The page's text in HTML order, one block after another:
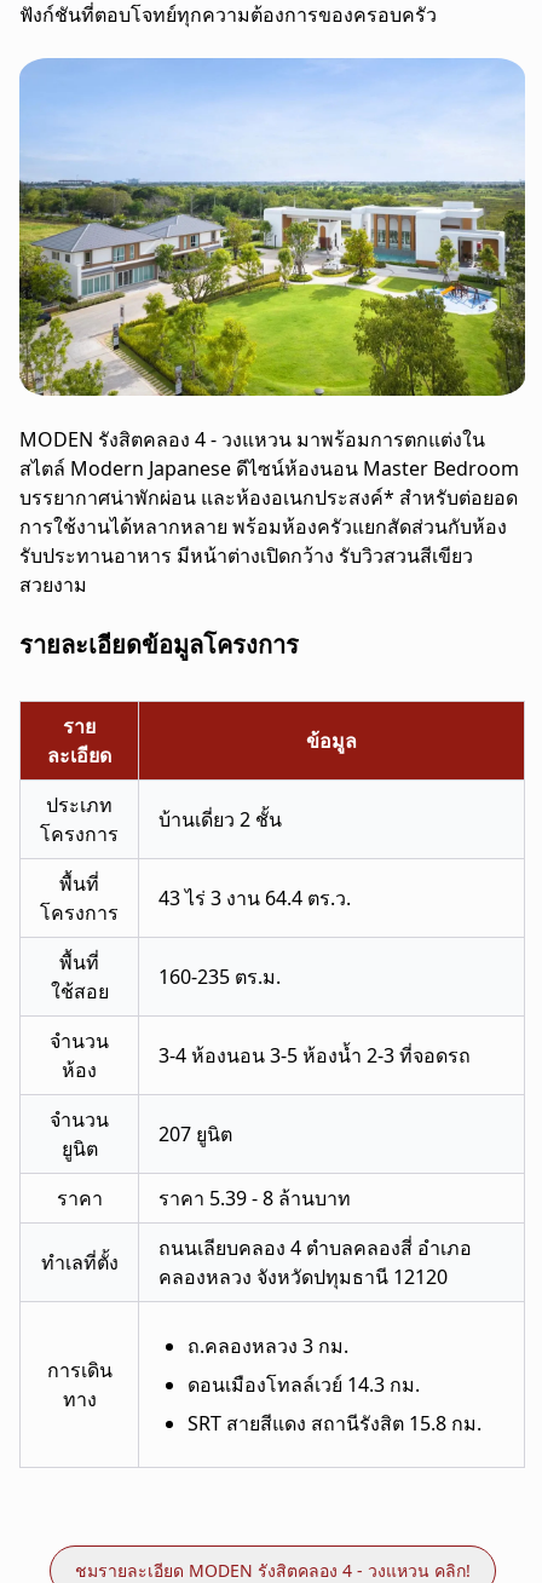
ฟังก์ชันที่ตอบโจทย์ทุกความต้องการของครอบครัว
MODEN รังสิตคลอง 4 - วงแหวน มาพร้อมการตกแต่งใน
สไตล์ Modern Japanese ดีไซน์ห้องนอน Master Bedroom
บรรยากาศน่าพักผ่อน และห้องอเนกประสงค์* สำหรับต่อยอด
การใช้งานได้หลากหลาย พร้อมห้องครัวแยกสัดส่วนกับห้อง
รับประทานอาหาร มีหน้าต่างเปิดกว้าง รับวิวสวนสีเขียว
สวยงาม
รายละเอียดข้อมูลโครงการ
ราย
ละเอียด
ข้อมูล
ประเภท
โครงการ
บ้านเดี่ยว 2 ชั้น
พื้นที่
โครงการ
43 ไร่ 3 งาน 64.4 ตร.ว.
พื้นที่
ใช้สอย
160-235 ตร.ม.
จำนวน
ห้อง
3-4 ห้องนอน 3-5 ห้องน้ำ 2-3 ที่จอดรถ
จำนวน
ยูนิต
207 ยูนิต
ราคา ราคา 5.39 - 8 ล้านบาท
ทำเลที่ตั้ง
ถนนเลียบคลอง 4 ตำบลคลองสี่ อำเภอ
คลองหลวง จังหวัดปทุมธานี 12120
การเดิน
ทาง
ถ.คลองหลวง 3 กม.
ดอนเมืองโทลล์เวย์ 14.3 กม.
SRT สายสีแดง สถานีรังสิต 15.8 กม.
ชมรายละเอียด MODEN รังสิตคลอง 4 - วงแหวน คลิก!